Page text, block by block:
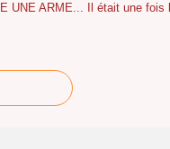
UNE ARME... Il était une